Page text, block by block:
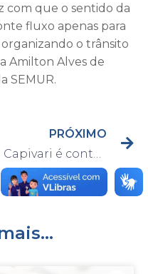
com que o sentido da
fluxo apenas para
o trânsito
Amilton Alves de
SEMUR.
PRÓXIMO